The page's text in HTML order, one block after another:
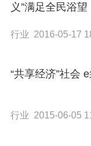
义”满足全民浴望
行业 2016-05-17
“共享经济”社会
行业 2015-06-05